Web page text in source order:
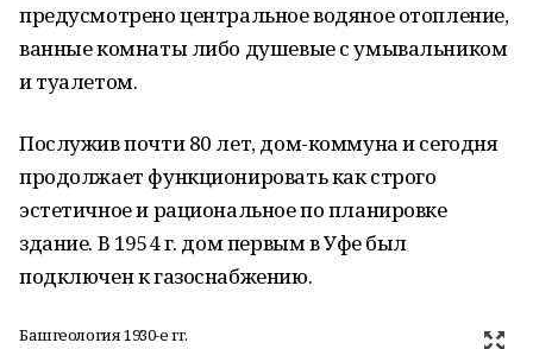
предусмотрено центральное водяное отопление,
ванные комнаты либо душевые с умывальником
и туалетом.
Послужив почти 80 лет, дом-коммуна и сегодня
продолжает функционировать как строго
эстетичное и рациональное по планировке
здание. В 1954 г. дом первым в Уфе был
подключен к газоснабжению.
Башгеология 1930-е гг.